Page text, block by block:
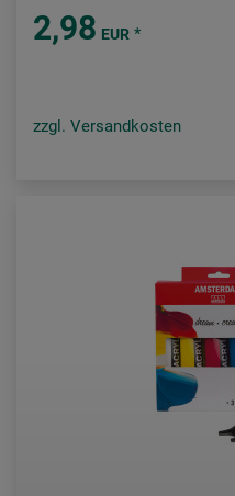
2,98 EUR *
zzgl. Versandkosten